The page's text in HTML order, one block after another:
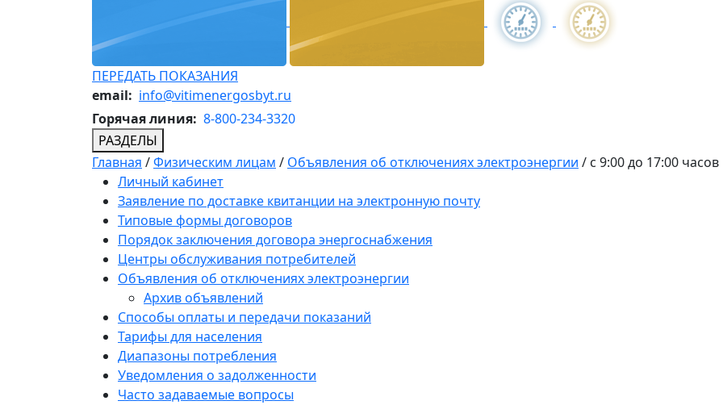
ПЕРЕДАТЬ ПОКАЗАНИЯ
email: info@vitimenergosbyt.ru
Горячая линия: 8-800-234-3320
РАЗДЕЛЫ
Главная /Физическим лицам / Объявления об отключениях электроэнергии / с 9:00 до 17:00
Личный кабинет
Заявление по доставке квитанции на электронную почту
Типовые формы договоров
Порядок заключения договора энергоснабжения
Центры обслуживания потребителей
Объявления об отключениях электроэнергии
Архив объявлений
Способы оплаты и передачи показаний
Тарифы для населения
Диапазоны потребления
Уведомления о задолженности
Часто задаваемые вопросы